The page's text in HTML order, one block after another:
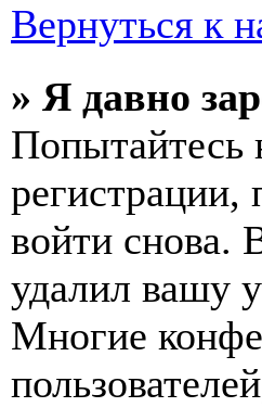
Вернуться к
» Я давно
Попытайтесь
регистрации,
войти снова.
удалил вашу
Многие